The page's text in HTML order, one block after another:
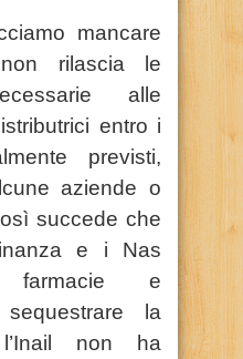
mancare
rilascia le
alle
entro i
previsti,
aziende o
succede che
e i Nas
e
la
non ha